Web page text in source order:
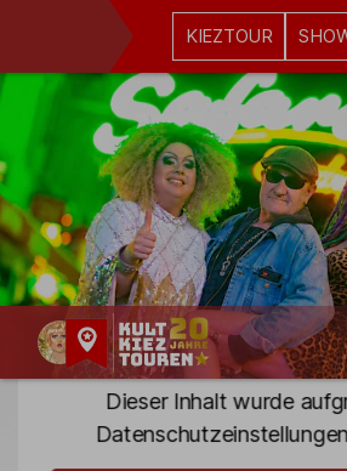
KIEZTOUR
Kult-
Kieztouren
Hamburg
Dieser Inhalt wurde